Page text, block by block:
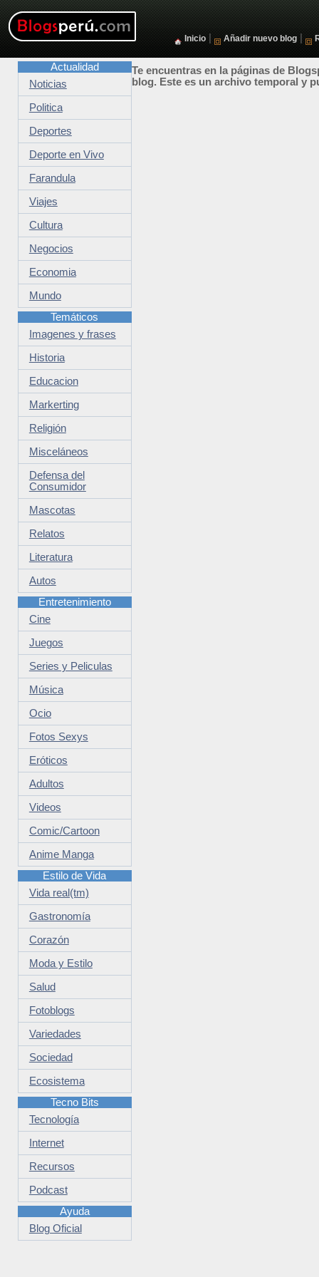
Inicio Añadir nuevo blog
Te encuentras en la páginas de
blog. Este es un archivo temporal y
Actualidad
Noticias
Politica
Deportes
Deporte en Vivo
Farandula
Viajes
Cultura
Negocios
Economia
Mundo
Temáticos
Imagenes y frases
Historia
Educacion
Markerting
Religión
Misceláneos
Defensa del
Consumidor
Mascotas
Relatos
Literatura
Autos
Entretenimiento
Cine
Juegos
Series y Peliculas
Música
Ocio
Fotos Sexys
Eróticos
Adultos
Videos
Comic/Cartoon
Anime Manga
Estilo de Vida
Vida real(tm)
Gastronomía
Corazón
Moda y Estilo
Salud
Fotoblogs
Variedades
Sociedad
Ecosistema
Tecno Bits
Tecnología
Internet
Recursos
Podcast
Ayuda
Blog Oficial